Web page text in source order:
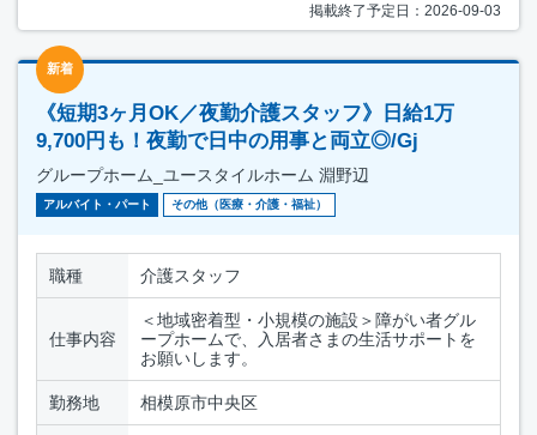
掲載終了予定日：2026-09-03
新着
《短期3ヶ月OK／夜勤介護スタッフ》日給1万
9,700円も！夜勤で日中の用事と両立◎/Gj
グループホーム_ユースタイルホーム 淵野辺
アルバイト・パート その他（医療・介護・福祉）
職種 介護スタッフ
仕事内容
＜地域密着型・小規模の施設＞障がい者グル
ープホームで、入居者さまの生活サポートを
お願いします。
勤務地 相模原市中央区